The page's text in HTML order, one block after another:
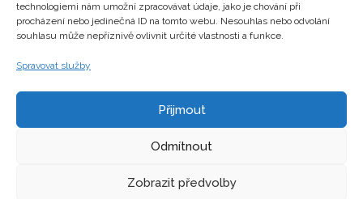
technologiemi nám umožní zpracovávat údaje, jako je chování při
procházení nebo jedinečná ID na tomto webu. Nesouhlas nebo odvolání
souhlasu může nepříznivě ovlivnit určité vlastnosti a funkce.
Spravovat služby
Přijmout
Odmítnout
Zobrazit předvolby
Zajímavosti
Kontakty
Copyright © hrackyzfilmu.cz Všechna práva vyhrazena.